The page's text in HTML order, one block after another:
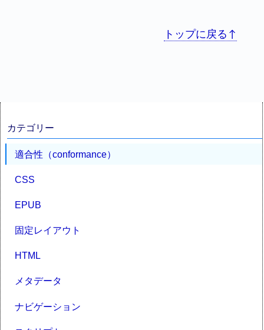
トップに戻る↑
カテゴリー
適合性（conformance）
CSS
EPUB
固定レイアウト
HTML
メタデータ
ナビゲーション